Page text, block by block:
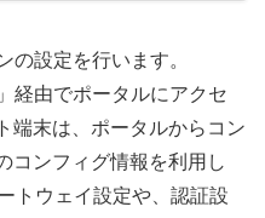
の設定を行います。
経由でポータルにアクセ
端末は、ポータルからコン
コンフィグ情報を利用し
トウェイ設定や、認証設